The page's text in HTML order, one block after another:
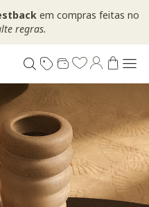
em compras feitas no
regras.